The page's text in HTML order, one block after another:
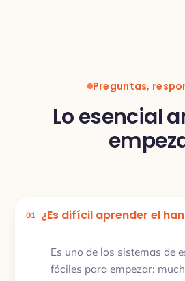
Preguntas,
Lo esencial
01 ¿Es difícil aprender el
Es uno de los sistemas de
fáciles para empezar: